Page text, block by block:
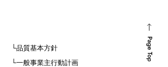
└品質基本方針
└一般事業主行動計画